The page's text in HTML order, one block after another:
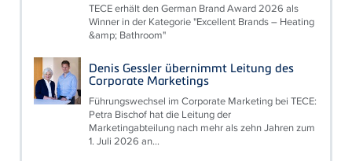
TECE erhält den German Brand Award 2026 als
Winner in der Kategorie "Excellent Brands – Heating
&amp; Bathroom"
Denis Gessler übernimmt Leitung des
Corporate Marketings
Führungswechsel im Corporate Marketing bei TECE:
Petra Bischof hat die Leitung der
Marketingabteilung nach mehr als zehn Jahren zum
1. Juli 2026 an...